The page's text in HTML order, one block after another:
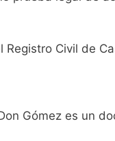
Civil de
Gómez es un